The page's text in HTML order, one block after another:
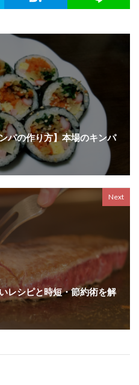
パの作り方】本場のキンパ
Next
レシピと時短・節約術を解